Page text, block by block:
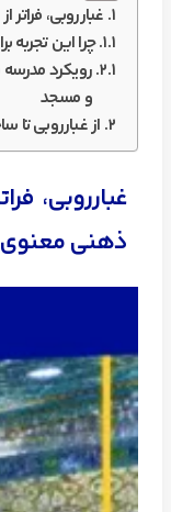
غبارروبی،
چرا این تجربه
رویکرد
و مسجد
از غبارروبی
غبارروبی،
ذهنی معنوی